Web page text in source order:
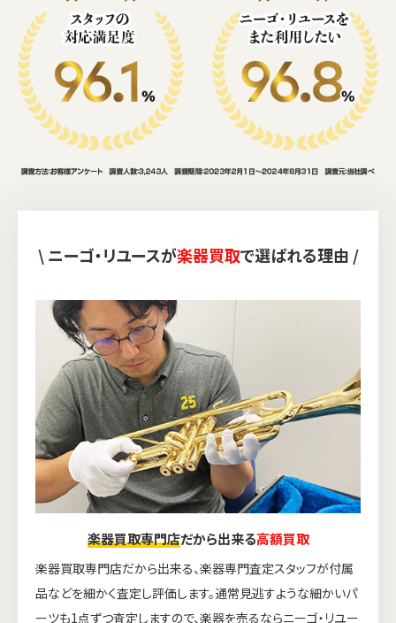
\ ニーゴ・リユースが楽器買取で選ばれる理由 /
楽器買取専門店だから出来る高額買取
楽器買取専門店だから出来る、楽器専門査定スタッフが付属
品などを細かく査定し評価します。通常見逃すような細かいパ
ーツも1点ずつ査定しますので、楽器を売るならニーゴ・リユー